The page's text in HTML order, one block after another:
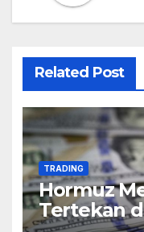
Related Post
TRADING
Hormuz
Tertekan